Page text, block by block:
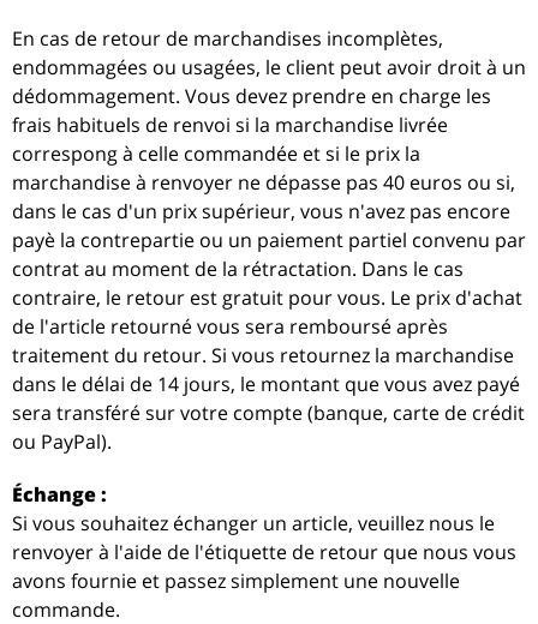
En cas de retour de marchandises incomplètes,
endommagées ou usagées, le client peut avoir droit à un
dédommagement. Vous devez prendre en charge les
frais habituels de renvoi si la marchandise livrée
correspong à celle commandée et si le prix la
marchandise à renvoyer ne dépasse pas 40 euros ou si,
dans le cas d'un prix supérieur, vous n'avez pas encore
payè la contrepartie ou un paiement partiel convenu par
contrat au moment de la rétractation. Dans le cas
contraire, le retour est gratuit pour vous. Le prix d'achat
de l'article retourné vous sera remboursé après
traitement du retour. Si vous retournez la marchandise
dans le délai de 14 jours, le montant que vous avez payé
sera transféré sur votre compte (banque, carte de crédit
ou PayPal).
Échange :
Si vous souhaitez échanger un article, veuillez nous le
renvoyer à l'aide de l'étiquette de retour que nous vous
avons fournie et passez simplement une nouvelle
commande.